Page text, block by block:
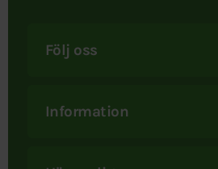
Följ oss
Information